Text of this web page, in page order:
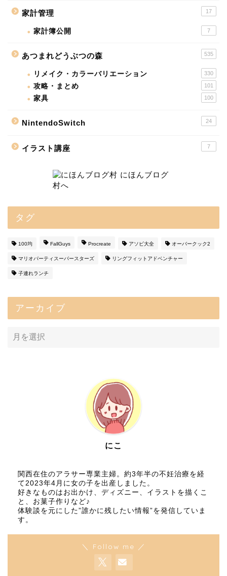
家計管理 17
家計簿公開 7
あつまれどうぶつの森 535
リメイク・カラーバリエーション 330
攻略・まとめ 101
家具 100
NintendoSwitch 24
イラスト講座 7
タグ
100均 FallGuys Procreate アソビ大全 オーバークック2
マリオパーティスーパースターズ リングフィットアドベンチャー
子連れランチ
アーカイブ
にこ
関西在住のアラサー専業主婦。約3年半の不妊治療を経
て2023年4月に女の子を出産しました。
好きなものはお出かけ、ディズニー、イラストを描くこ
と、お菓子作りなど♪
体験談を元にした”誰かに残したい情報”を発信していま
す。
＼ Follow me ／